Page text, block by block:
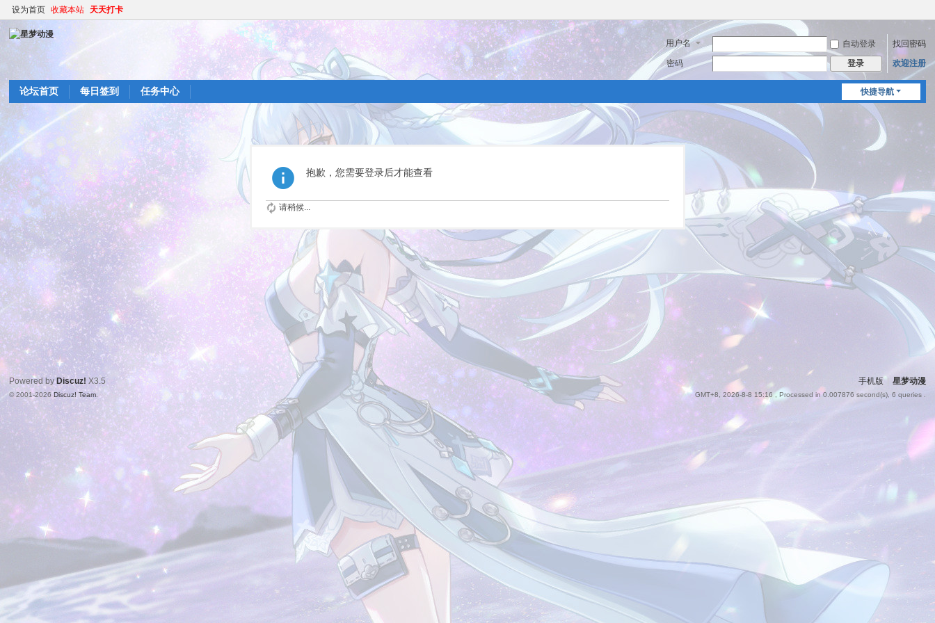
设为首页 收藏本站 天天打卡
用户名 自动登录
找回密码
密码
登录 欢迎注册
快捷导航
论坛首页 每日签到 任务中心
抱歉，您需要登录后才能查看
请稍候...
手机版 | 星梦动漫
GMT+8, 2026-8-8 15:16, Processed in 0.007876 second(s), 6 queries .
Powered by Discuz! X3.5
© 2001-2026Discuz! Team